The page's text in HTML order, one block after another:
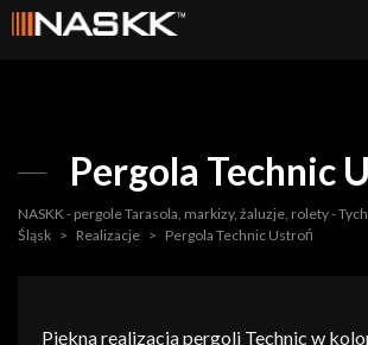
Pergola Technic
NASKK - pergole Tarasola, markizy, żaluzje, rolety -
Śląsk > Realizacje > Pergola Technic Ustroń
Piękna realizacja pergoli Technic w